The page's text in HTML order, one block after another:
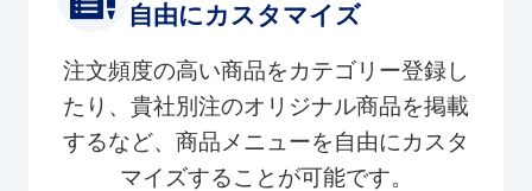
自由にカスタマイズ
注文頻度の高い商品をカテゴリー登録し
たり、貴社別注のオリジナル商品を掲載
するなど、商品メニューを自由にカスタ
マイズすることが可能です。